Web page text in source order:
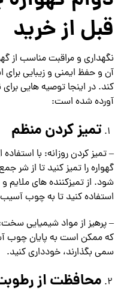
قبل از خرید
نگهداری و مراقبت مناسب از
آن و حفظ ایمنی و زیبایی
کند. در اینجا توصیه هایی
آورده شده است:
تمیز کردن منظم
– تمیز کردن روزانه: با
گهواره را تمیز کنید تا از شر
شود. از تمیزکننده های
استفاده کنید تا به چوب آسیب
– پرهیز از مواد شیمیایی
که ممکن است به پایان چوب
سمی بگذارند، خودداری کنید.
محافظت از